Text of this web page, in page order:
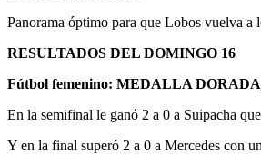
Panorama óptimo para que Lobos vuelva a
RESULTADOS DEL DOMINGO 16
Fútbol femenino: MEDALLA
En la semifinal le ganó 2 a 0 a Suipacha
Y en la final superó 2 a 0 a Mercedes con